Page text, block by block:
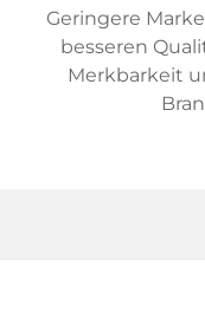
Geringere
besseren
Merkbarkeit